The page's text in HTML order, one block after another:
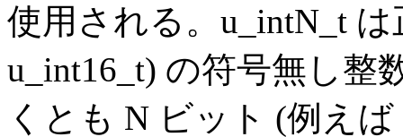
使用される。u_intN_t
u_int16_t) の符号無し整
くとも N ビット (例え